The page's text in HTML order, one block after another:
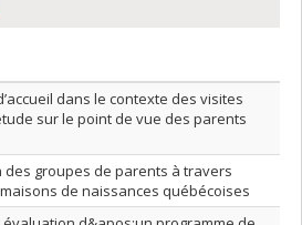
décroissant
titre en ordre décroissant
dans le contexte des visites
sur le point de vue des parents
des groupes de parents à travers
de naissances québécoises